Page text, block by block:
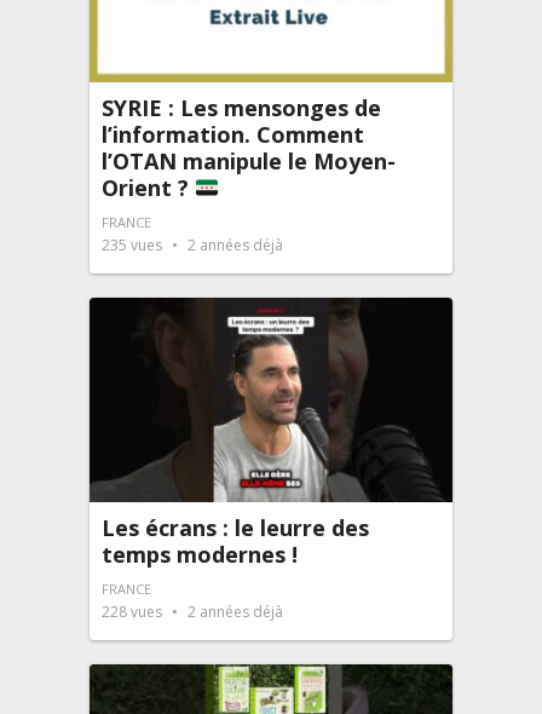
SYRIE : Les mensonges de
l’information. Comment
l’OTAN manipule le Moyen-
Orient ?
FRANCE
235 vues 2 années déjà
Les écrans : le leurre des
temps modernes !
FRANCE
228vues 2 années déjà